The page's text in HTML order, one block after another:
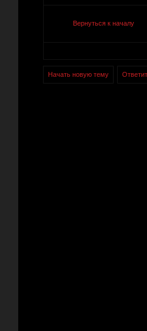
Вернуться к началу
Начать новую тему